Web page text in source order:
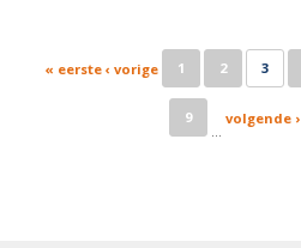
Pages
« eerste ‹ vorige 1 2 3
9
…
volgende ›